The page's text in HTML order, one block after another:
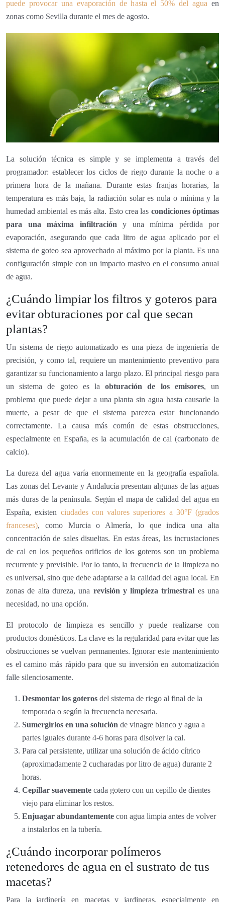
puede provocar una evaporación de hasta el 50% del agua en
zonas como Sevilla durante el mes de agosto.
La solución técnica es simple y se implementa a través del
programador: establecer los ciclos de riego durante la noche o a
primera hora de la mañana. Durante estas franjas horarias, la
temperatura es más baja, la radiación solar es nula o mínima y la
humedad ambiental es más alta. Esto crea las condiciones óptimas
para una máxima infiltración y una mínima pérdida por
evaporación, asegurando que cada litro de agua aplicado por el
sistema de goteo sea aprovechado al máximo por la planta. Es una
configuración simple con un impacto masivo en el consumo anual
de agua.
¿Cuándo limpiar los filtros y goteros para
evitar obturaciones por cal que secan
plantas?
Un sistema de riego automatizado es una pieza de ingeniería de
precisión, y como tal, requiere un mantenimiento preventivo para
garantizar su funcionamiento a largo plazo. El principal riesgo para
un sistema de goteo es laobturación de los emisores, un
problema que puede dejar a una planta sin agua hasta causarle la
muerte, a pesar de que el sistema parezca estar funcionando
correctamente. La causa más común de estas obstrucciones,
especialmente en España, es la acumulación de cal (carbonato de
calcio).
La dureza del agua varía enormemente en la geografía española.
Las zonas del Levante y Andalucía presentan algunas de las aguas
más duras de la península. Según el mapa de calidad del agua en
España, existen ciudades con valores superiores a 30°F (grados
franceses), como Murcia o Almería, lo que indica una alta
concentración de sales disueltas. En estas áreas, las incrustaciones
de cal en los pequeños orificios de los goteros son un problema
recurrente y previsible. Por lo tanto, la frecuencia de la limpieza no
es universal, sino que debe adaptarse a la calidad del agua local. En
zonas de alta dureza, una revisión y limpieza trimestral es una
necesidad, no una opción.
El protocolo de limpieza es sencillo y puede realizarse con
productos domésticos. La clave es la regularidad para evitar que las
obstrucciones se vuelvan permanentes. Ignorar este mantenimiento
es el camino más rápido para que su inversión en automatización
falle silenciosamente.
Desmontar los goteros del sistema de riego al final de la
temporada o según la frecuencia necesaria.
Sumergirlos en una solución de vinagre blanco y agua a
partes iguales durante 4-6 horas para disolver la cal.
Para cal persistente, utilizar una solución de ácido cítrico
(aproximadamente 2 cucharadas por litro de agua) durante 2
horas.
Cepillar suavemente cada gotero con un cepillo de dientes
viejo para eliminar los restos.
Enjuagar abundantemente con agua limpia antes de volver
a instalarlos en la tubería.
¿Cuándo incorporar polímeros
retenedores de agua en el sustrato de tus
macetas?
Para la jardinería en macetas y jardineras, especialmente en